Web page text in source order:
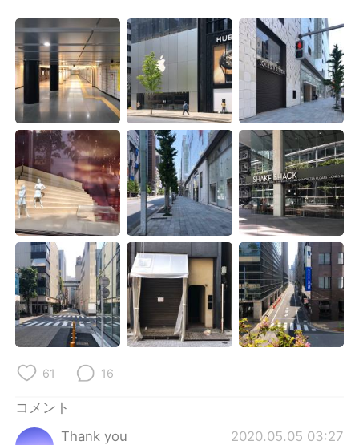
Türkçe Tiếng Việt
Português
61 16
コメント
Thank you
2020.05.05 03:27